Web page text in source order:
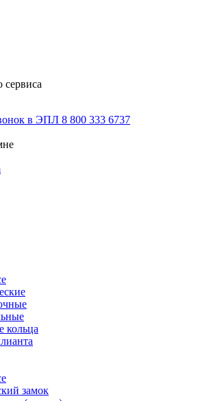
сервиса
в ЭПЛ 8 800 333 6737
кольца
замок